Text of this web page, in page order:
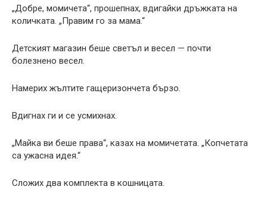
„Добре, момичета“, прошепнах, вдигайки дръжката на
количката. „Правим го за мама.“
Детският магазин беше светъл и весел — почти
болезнено весел.
Намерих жълтите гащеризончета бързо.
Вдигнах ги и се усмихнах.
„Майка ви беше права“, казах на момичетата. „Копчетата
са ужасна идея.“
Сложих два комплекта в кошницата.